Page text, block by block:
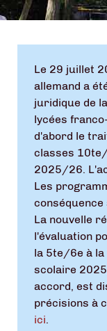
Le 29 juillet
allemand a
juridique de
lycées
d'abord le
classes
2025/26.
Les
conséquence
La nouvelle
l'évaluation
la 5te/6e à
scolaire
accord, est
précisions à
ici.